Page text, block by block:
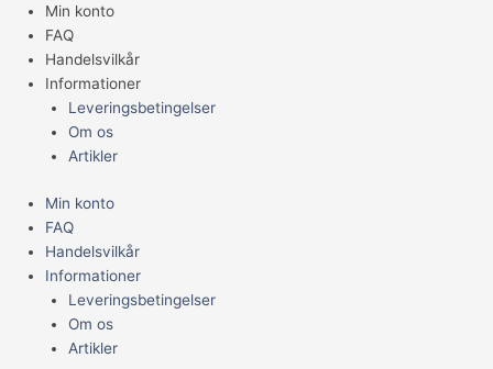
Min konto
FAQ
Handelsvilkår
Informationer
Leveringsbetingelser
Om os
Artikler
Min konto
FAQ
Handelsvilkår
Informationer
Leveringsbetingelser
Om os
Artikler